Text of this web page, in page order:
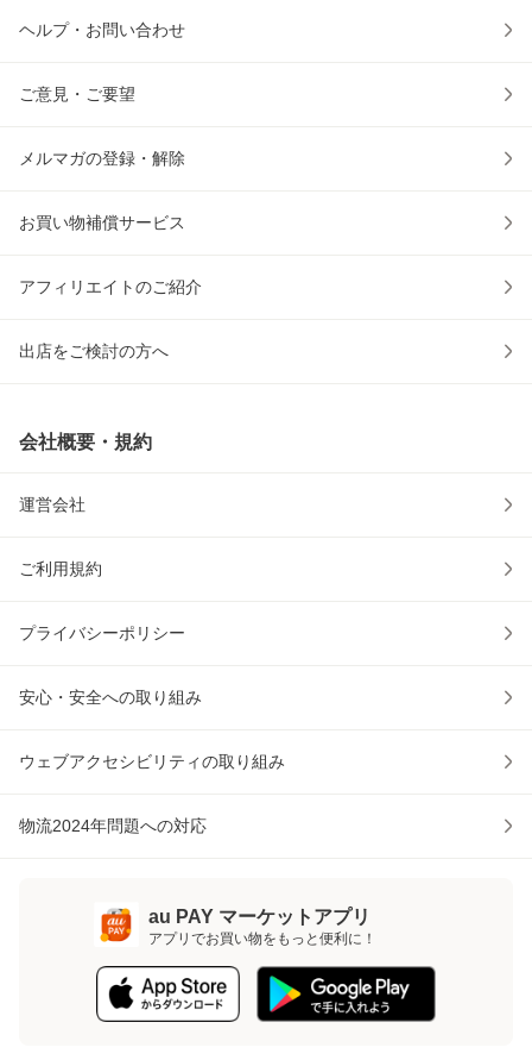
ヘルプ・お問い合わせ
ご意見・ご要望
メルマガの登録・解除
お買い物補償サービス
アフィリエイトのご紹介
出店をご検討の方へ
会社概要・規約
運営会社
ご利用規約
プライバシーポリシー
安心・安全への取り組み
ウェブアクセシビリティの取り組み
物流2024年問題への対応
au PAY マーケットアプリ
アプリでお買い物をもっと便利に！